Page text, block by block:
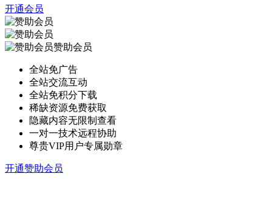
开通会员
赞助会员
全站免广告
全站交流互动
全站免积分下载
稀缺资源免费获取
隐藏内容无限制查看
一对一技术远程协助
尊贵VIP用户专属勋章
开通赞助会员